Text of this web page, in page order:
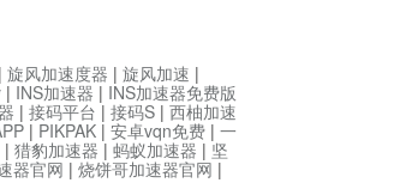
| 旋风加速度器 | 旋风加速 |
| INS加速器 | INS加速器免费版
| 接码平台 | 接码S | 西柚加速
| PIKPAK | 安卓vqn免费 | 一
| 猎豹加速器 | 蚂蚁加速器 | 坚
器官网 | 烧饼哥加速器官网 |